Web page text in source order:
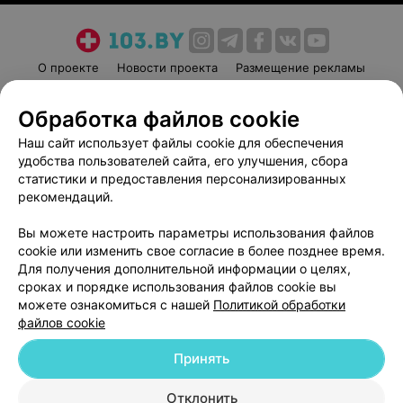
О проекте Новости проекта
Размещение рекламы
Пользовательское соглашение
Способы оплаты
Вакансии
Партнеры
Написать руководителю 103.by
Обработка персональных данных
© 2026 ООО «Артокс Лаб», УНП 191700409
| 220012, Республика Беларусь,
Обработка файлов cookie
Наш сайт использует файлы cookie для обеспечения
удобства пользователей сайта, его улучшения, сбора
статистики и предоставления персонализированных
рекомендаций.
Вы можете настроить параметры использования файлов
cookie или изменить свое согласие в более позднее время.
Для получения дополнительной информации о целях,
сроках и порядке использования файлов cookie вы
можете ознакомиться с нашей Политикой обработки
файлов cookie
Отклонить
Принять